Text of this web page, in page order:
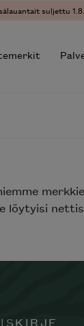
suljettu
löytyisi